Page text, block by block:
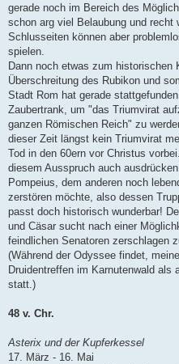
gerade noch im Bereich des
schon arg viel Belaubung und
Schlusseiten können aber
spielen.
Dann noch etwas zum historischen
Überschreitung des Rubikon und
Stadt Rom hat gerade
Zaubertrank, um "das Triumvirat
ganzen Römischen Reich" zu
dieser Zeit längst kein Triumvirat
Tod in den 60ern vor Christus
diesem Ausspruch auch
Pompeius, dem anderen noch
zerstören möchte, also dessen
passt doch historisch wunderbar!
und Cäsar sucht nach einer
feindlichen Senatoren zerschlagen
(Während der Odyssee findet,
Druidentreffen im Karnutenwald als
statt.)
48 v. Chr.
Asterix und der Kupferkessel
17. März - 16. Mai